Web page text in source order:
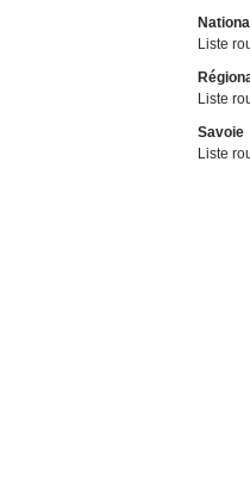
National
Liste
Liste
Savoie
Liste